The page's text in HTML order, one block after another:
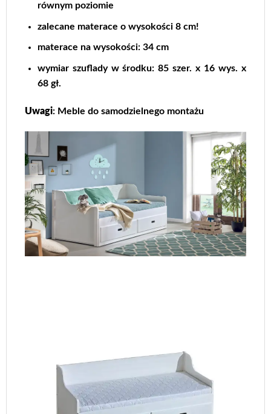
równym poziomie
zalecane materace o wysokości 8 cm!
materace na wysokości: 34 cm
wymiar szuflady w środku: 85 szer. x 16 wys. x
68 gł.
Uwagi: Meble do samodzielnego montażu